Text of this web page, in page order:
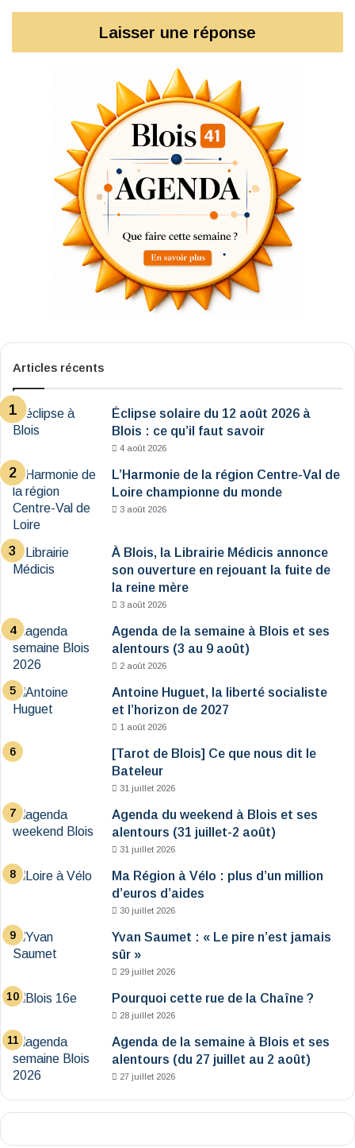
Laisser une réponse
Articles récents
Éclipse solaire du 12 août 2026 à
Blois : ce qu’il faut savoir
4 août 2026
L’Harmonie de la région Centre-Val de
Loire championne du monde
3 août 2026
À Blois, la Librairie Médicis annonce
son ouverture en rejouant la fuite de
la reine mère
3 août 2026
Agenda de la semaine à Blois et ses
alentours (3 au 9 août)
2 août 2026
Antoine Huguet, la liberté socialiste
et l’horizon de 2027
1 août 2026
[Tarot de Blois] Ce que nous dit le
Bateleur
31 juillet 2026
Agenda du weekend à Blois et ses
alentours (31 juillet-2 août)
31 juillet 2026
Ma Région à Vélo : plus d’un million
d’euros d’aides
30 juillet 2026
Yvan Saumet : « Le pire n’est jamais
sûr »
29 juillet 2026
Pourquoi cette rue de la Chaîne ?
28 juillet 2026
Agenda de la semaine à Blois et ses
alentours (du 27 juillet au 2 août)
27 juillet 2026